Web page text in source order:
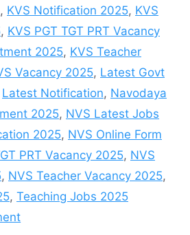
, KVS Notification 2025, KVS
, KVS PGT TGT PRT Vacancy
2025, KVS Teacher
Vacancy 2025, Latest Govt
Latest Notification, Navodaya
2025, NVS Latest Jobs
2025, NVS Online Form
PRT Vacancy 2025, NVS
, NVS Teacher Vacancy 2025,
, Teaching Jobs 2025